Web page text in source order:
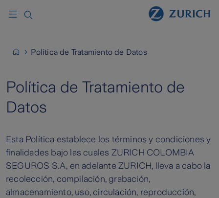
Política de Tratamiento de Datos
Política de Tratamiento de
Datos
Esta Política establece los términos y condiciones y
finalidades bajo las cuales ZURICH COLOMBIA
SEGUROS S.A, en adelante ZURICH, lleva a cabo la
recolección, compilación, grabación,
almacenamiento, uso, circulación, reproducción,